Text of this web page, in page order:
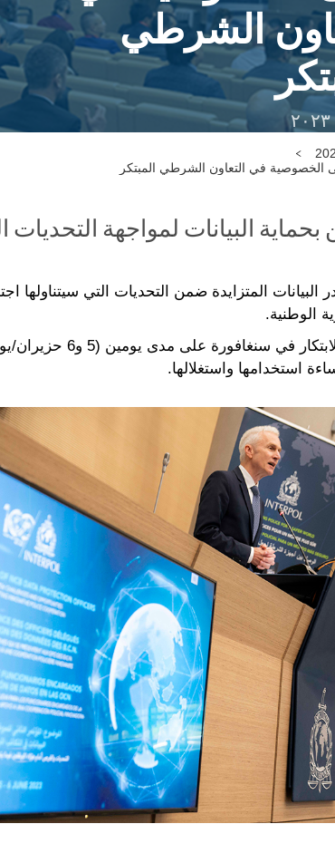
الشرطي
الخصوصية في التعاون الشرطي المبتكر
البيانات لمواجهة التحديات
البيانات المتزايدة ضمن التحديات التي
الوطنية.
وهذا الاجتماع المنعقد في
استخدامها واستغلالها.